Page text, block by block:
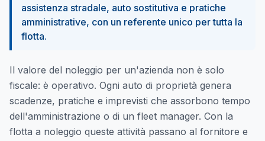
assistenza stradale, auto sostitutiva e pratiche
amministrative, con un referente unico per tutta la
flotta.
Il valore del noleggio per un'azienda non è solo
fiscale: è operativo. Ogni auto di proprietà genera
scadenze, pratiche e imprevisti che assorbono tempo
dell'amministrazione o di un fleet manager. Con la
flotta a noleggio queste attività passano al fornitore e